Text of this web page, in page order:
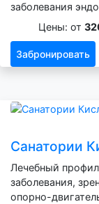
заболевания
Цены: от
Забронировать
Санатории
Лечебный
заболевания,
опорно-